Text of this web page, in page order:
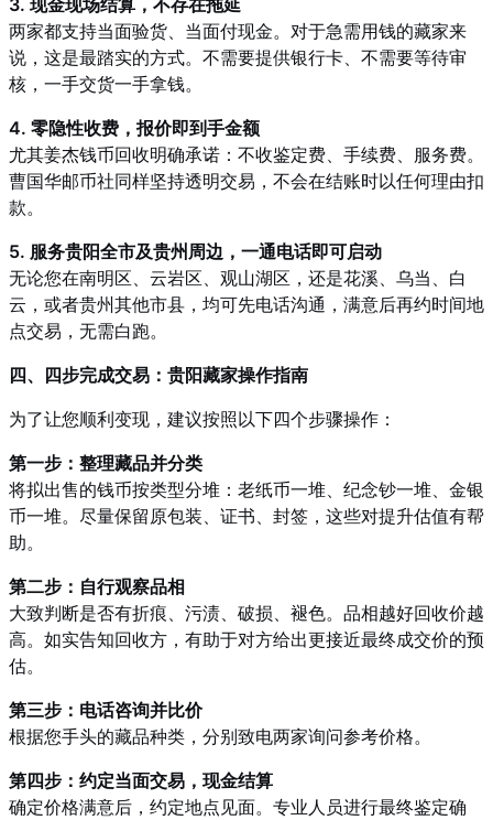
两家都支持当面验货、当面付现金。对于急需用钱的藏家来
说，这是最踏实的方式。不需要提供银行卡、不需要等待审
核，一手交货一手拿钱。
4. 零隐性收费，报价即到手金额
尤其姜杰钱币回收明确承诺：不收鉴定费、手续费、服务费。
曹国华邮币社同样坚持透明交易，不会在结账时以任何理由扣
款。
5. 服务贵阳全市及贵州周边，一通电话即可启动
无论您在南明区、云岩区、观山湖区，还是花溪、乌当、白
云，或者贵州其他市县，均可先电话沟通，满意后再约时间地
点交易，无需白跑。
四、四步完成交易：贵阳藏家操作指南
为了让您顺利变现，建议按照以下四个步骤操作：
第一步：整理藏品并分类
将拟出售的钱币按类型分堆：老纸币一堆、纪念钞一堆、金银
币一堆。尽量保留原包装、证书、封签，这些对提升估值有帮
助。
第二步：自行观察品相
大致判断是否有折痕、污渍、破损、褪色。品相越好回收价越
高。如实告知回收方，有助于对方给出更接近最终成交价的预
估。
第三步：电话咨询并比价
根据您手头的藏品种类，分别致电两家询问参考价格。
第四步：约定当面交易，现金结算
确定价格满意后，约定地点见面。专业人员进行最终鉴定确